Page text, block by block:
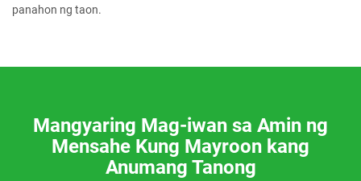
panahon ng taon.
Mangyaring Mag-iwan sa Amin ng
Mensahe Kung Mayroon kang
Anumang Tanong